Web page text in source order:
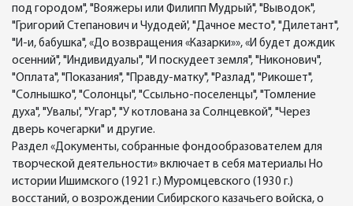
под городом", "Вояжеры или Филипп Мудрый", "Выводок",
"Григорий Степанович и Чудодей', "Дачное место", "Дилетант",
"И-и, бабушка", «До возвращения «Казарки»», «И будет дождик
осенний", "Индивидуалы", "И поскудеет земля", "Никонович",
"Оплата", "Показания", "Правду-матку", "Разлад", "Рикошет",
"Солнышко", "Солонцы", "Ссыльно-поселенцы", "Томление
духа", "Увалы', "Угар", "У котлована за Солнцевкой", "Через
дверь кочегарки" и другие.
Раздел «Документы, собранные фондообразователем для
творческой деятельности» включает в себя материалы Но
истории Ишимского (1921 г.) Муромцевского (1930 г.)
восстаний, о возрождении Сибирского казачьего войска, о